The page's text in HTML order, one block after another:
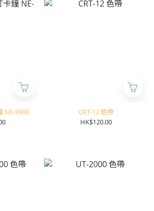
NE-9900
CRT-12 色帶
HK$120.00